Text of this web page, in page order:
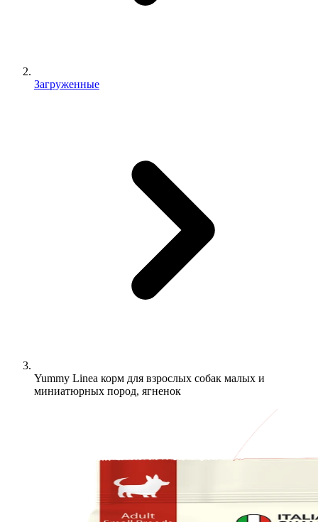
Загруженные
Yummy Linea корм для взрослых собак малых и
миниатюрных пород, ягненок